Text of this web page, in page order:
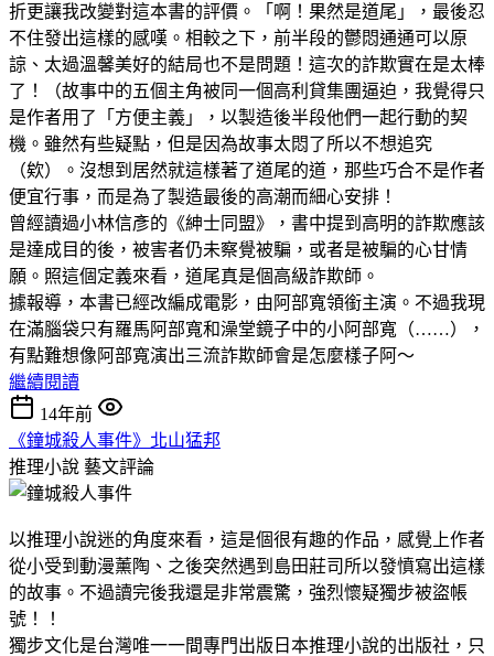
折更讓我改變對這本書的評價。「啊！果然是道尾」，最後忍
不住發出這樣的感嘆。相較之下，前半段的鬱悶通通可以原
諒、太過溫馨美好的結局也不是問題！這次的詐欺實在是太棒
了！（故事中的五個主角被同一個高利貸集團逼迫，我覺得只
是作者用了「方便主義」，以製造後半段他們一起行動的契
機。雖然有些疑點，但是因為故事太悶了所以不想追究
（欸）。沒想到居然就這樣著了道尾的道，那些巧合不是作者
便宜行事，而是為了製造最後的高潮而細心安排！
曾經讀過小林信彥的《紳士同盟》，書中提到高明的詐欺應該
是達成目的後，被害者仍未察覺被騙，或者是被騙的心甘情
願。照這個定義來看，道尾真是個高級詐欺師。
據報導，本書已經改編成電影，由阿部寬領銜主演。不過我現
在滿腦袋只有羅馬阿部寬和澡堂鏡子中的小阿部寬（……），
有點難想像阿部寬演出三流詐欺師會是怎麼樣子阿～
繼續閱讀
14年前
《鐘城殺人事件》北山猛邦
推理小說 藝文評論
以推理小說迷的角度來看，這是個很有趣的作品，感覺上作者
從小受到動漫薰陶、之後突然遇到島田莊司所以發憤寫出這樣
的故事。不過讀完後我還是非常震驚，強烈懷疑獨步被盜帳
號！！
獨步文化是台灣唯一一間專門出版日本推理小說的出版社，只